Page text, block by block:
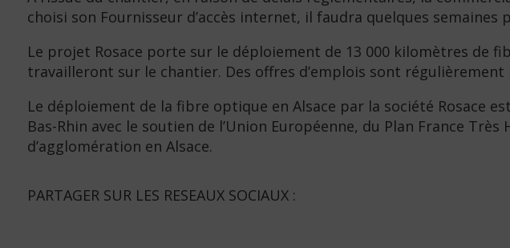
choisi son Fournisseur d’accès internet, il faudra quelques
Le projet Rosace porte sur le déploiement de 13 000 kilomètres de
travailleront sur le chantier. Des offres d’emplois sont
Le déploiement de la fibre optique en Alsace par la société Rosace
Bas-Rhin avec le soutien de l’Union Européenne, du Plan France
d’agglomération en Alsace.
PARTAGER SUR LES RESEAUX SOCIAUX :